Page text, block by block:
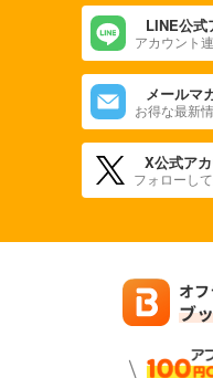
LINE公式
アカウント
メールマ
お得な最新
X公式ア
フォローし